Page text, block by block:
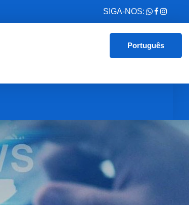
SIGA-NOS:
Português